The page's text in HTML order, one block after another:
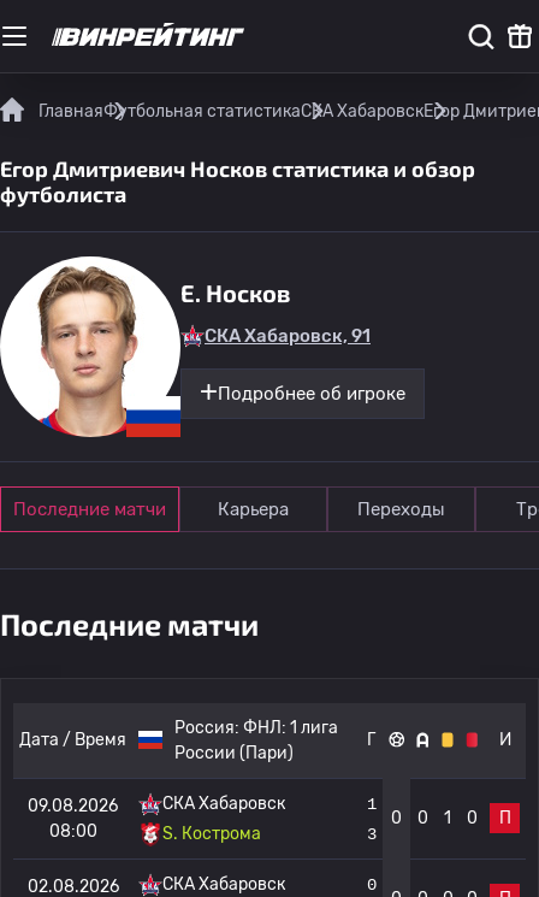
ГлавнаяФутбольная статистикаСКА ХабаровскЕгор
Егор Дмитриевич Носков статистика и обзор
футболиста
E. Носков
СКА Хабаровск, 91
Подробнее об игроке
Последние матчи Карьера Переходы
Последние матчи
Дата / Время
Россия: ФНЛ: 1 лига
России (Пари)
Г И
09.08.2026
08:00
СКА Хабаровск
S. Кострома
1
3
0 0 1 0 П
02.08.2026
СКА Хабаровск
0